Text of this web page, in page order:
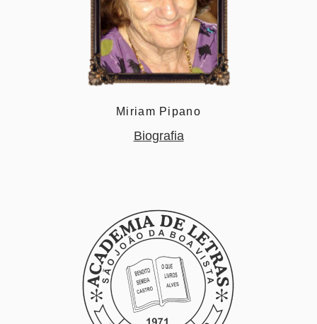
Miriam Pipano
Biografia